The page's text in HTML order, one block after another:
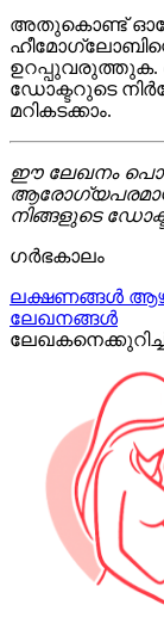
അതുകൊണ്ട്
ഉറപ്പുവരുത്തുക.
ഡോക്ടറുടെ
മറികടക്കാം.
ഈ ലേഖനം
നിങ്ങളുടെ
ഗർഭകാലം
ലക്ഷണങ്ങൾ
ലേഖനങ്ങൾ